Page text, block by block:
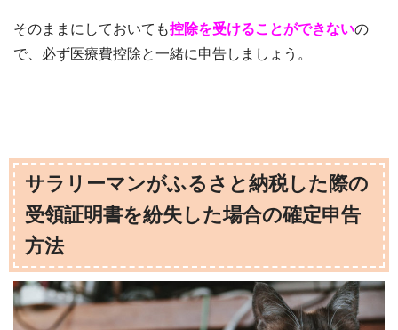
そのままにしておいても控除を受けることができないの
で、必ず医療費控除と一緒に申告しましょう。
サラリーマンがふるさと納税した際の
受領証明書を紛失した場合の確定申告
方法